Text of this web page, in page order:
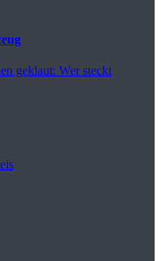
geklaut: Wer steckt